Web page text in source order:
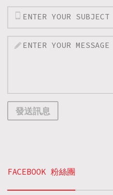
發送訊息
FACEBOOK 粉絲團